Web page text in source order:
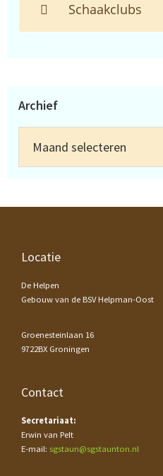
Schaakclubs
Archief
Footer
Locatie
De Helpen
Gebouw van de BSV Helpman-Oost
Groenesteinlaan 16
9722BX Groningen
Contact
Secretariaat:
Erwin van Pelt
E-mail: sgstaun@sgstaunton.nl